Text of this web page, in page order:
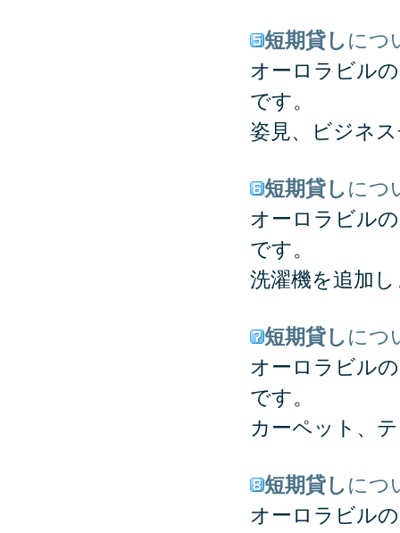
短期貸しに
オーロラビル
です。
姿見、ビジネ
短期貸しに
オーロラビル
です。
洗濯機を追加
短期貸しに
オーロラビル
です。
カーペット、
短期貸しに
オーロラビル